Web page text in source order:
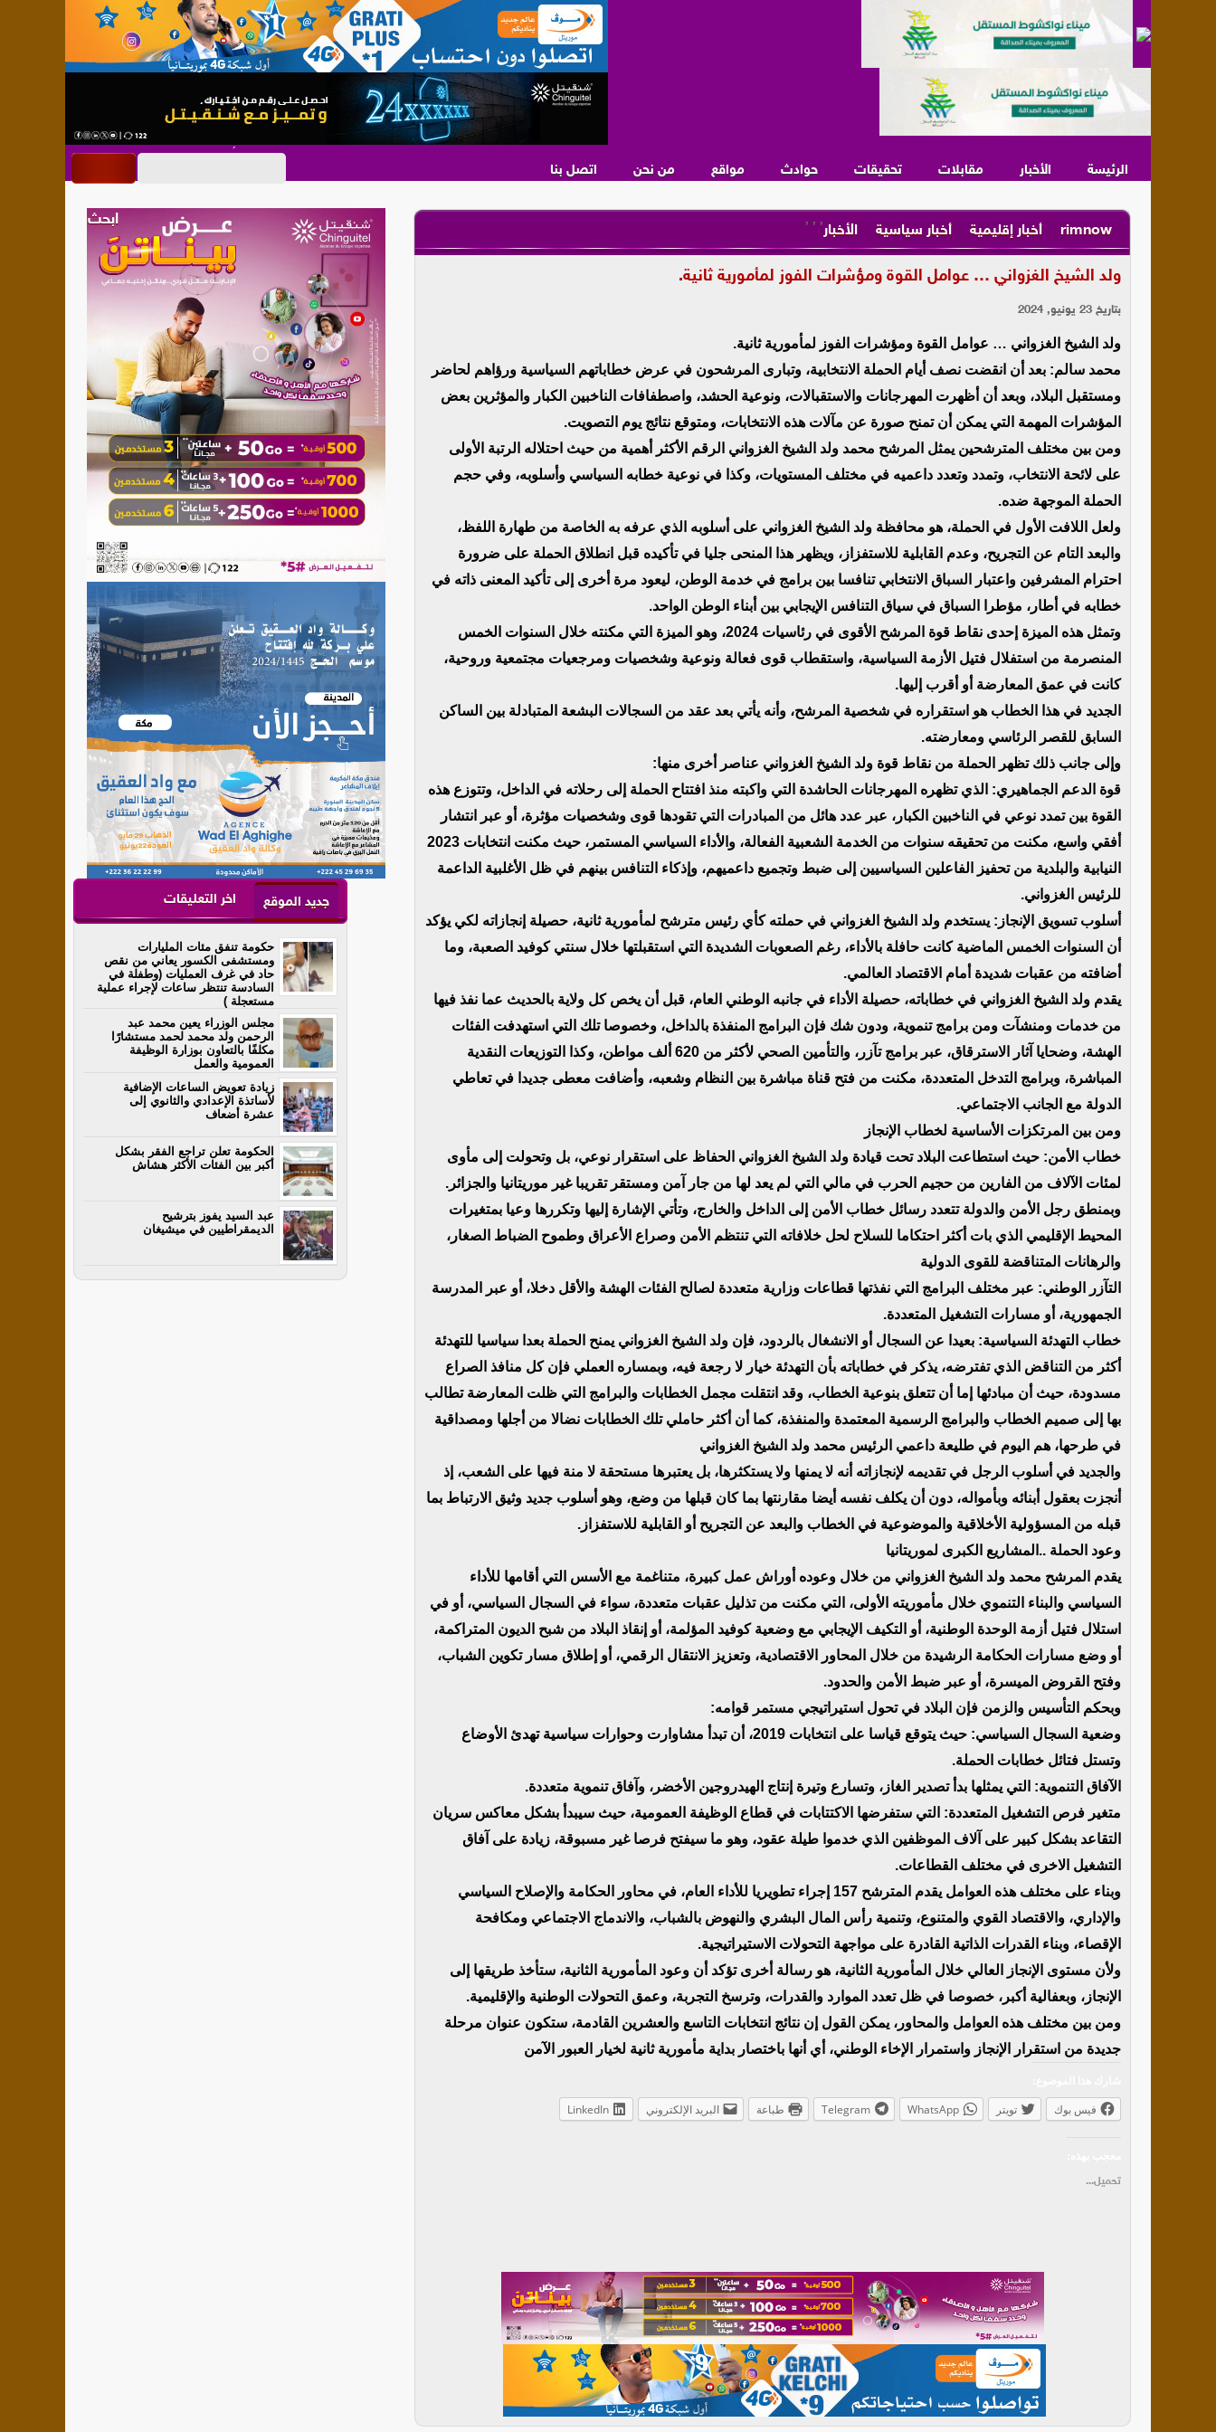
الرئيسة الأخبار مقابلات تحقيقات حوادث مواقع من نحن اتصل بنا
rimnow
,
أخبار إقليمية
,
أخبار سياسية
,
الأخبار
ولد الشيخ الغزواني … عوامل القوة ومؤشرات الفوز لمأمورية ثانية.
بتاريخ 23 يونيو, 2024
ولد الشيخ الغزواني … عوامل القوة ومؤشرات الفوز لمأمورية ثانية.
محمد سالم: بعد أن انقضت نصف أيام الحملة الانتخابية، وتبارى المرشحون في عرض خطاباتهم السياسية ورؤاهم لحاضر
ومستقبل البلاد، وبعد أن أظهرت المهرجانات والاستقبالات، ونوعية الحشد، واصطفافات الناخبين الكبار والمؤثرين بعض
المؤشرات المهمة التي يمكن أن تمنح صورة عن مآلات هذه الانتخابات، ومتوقع نتائج يوم التصويت.
ومن بين مختلف المترشحين يمثل المرشح محمد ولد الشيخ الغزواني الرقم الأكثر أهمية من حيث احتلاله الرتبة الأولى
على لائحة الانتخاب، وتمدد وتعدد داعميه في مختلف المستويات، وكذا في نوعية خطابه السياسي وأسلوبه، وفي حجم
الحملة الموجهة ضده.
ولعل اللافت الأول في الحملة، هو محافظة ولد الشيخ الغزواني على أسلوبه الذي عرفه به الخاصة من طهارة اللفظ،
والبعد التام عن التجريح، وعدم القابلية للاستفزاز، ويظهر هذا المنحى جليا في تأكيده قبل انطلاق الحملة على ضرورة
احترام المشرفين واعتبار السباق الانتخابي تنافسا بين برامج في خدمة الوطن، ليعود مرة أخرى إلى تأكيد المعنى ذاته في
خطابه في أطار، مؤطرا السباق في سياق التنافس الإيجابي بين أبناء الوطن الواحد.
وتمثل هذه الميزة إحدى نقاط قوة المرشح الأقوى في رئاسيات 2024، وهو الميزة التي مكنته خلال السنوات الخمس
المنصرمة من استفلال فتيل الأزمة السياسية، واستقطاب قوى فعالة ونوعية وشخصيات ومرجعيات مجتمعية وروحية،
كانت في عمق المعارضة أو أقرب إليها.
الجديد في هذا الخطاب هو استقراره في شخصية المرشح، وأنه يأتي بعد عقد من السجالات البشعة المتبادلة بين الساكن
السابق للقصر الرئاسي ومعارضته.
وإلى جانب ذلك تظهر الحملة من نقاط قوة ولد الشيخ الغزواني عناصر أخرى منها:
قوة الدعم الجماهيري: الذي تظهره المهرجانات الحاشدة التي واكبته منذ افتتاح الحملة إلى رحلاته في الداخل، وتتوزع هذه
القوة بين تمدد نوعي في الناخبين الكبار، عبر عدد هائل من المبادرات التي تقودها قوى وشخصيات مؤثرة، أو عبر انتشار
أفقي واسع، مكنت من تحقيقه سنوات من الخدمة الشعبية الفعالة، والأداء السياسي المستمر، حيث مكنت انتخابات 2023
النيابية والبلدية من تحفيز الفاعلين السياسيين إلى ضبط وتجميع داعميهم، وإذكاء التنافس بينهم في ظل الأغلبية الداعمة
للرئيس الغزواني.
أسلوب تسويق الإنجاز: يستخدم ولد الشيخ الغزواني في حملته كأي رئيس مترشح لمأمورية ثانية، حصيلة إنجازاته لكي يؤكد
أن السنوات الخمس الماضية كانت حافلة بالأداء، رغم الصعوبات الشديدة التي استقبلتها خلال سنتي كوفيد الصعبة، وما
أضافته من عقبات شديدة أمام الاقتصاد العالمي.
يقدم ولد الشيخ الغزواني في خطاباته، حصيلة الأداء في جانبه الوطني العام، قبل أن يخص كل ولاية بالحديث عما نفذ فيها
من خدمات ومنشآت ومن برامج تنموية، ودون شك فإن البرامج المنفذة بالداخل، وخصوصا تلك التي استهدفت الفئات
الهشة، وضحايا آثار الاسترقاق، عبر برامج تآزر، والتأمين الصحي لأكثر من 620 ألف مواطن، وكذا التوزيعات النقدية
المباشرة، وبرامج التدخل المتعددة، مكنت من فتح قناة مباشرة بين النظام وشعبه، وأضافت معطى جديدا في تعاطي
الدولة مع الجانب الاجتماعي.
ومن بين المرتكزات الأساسية لخطاب الإنجاز
خطاب الأمن: حيث استطاعت البلاد تحت قيادة ولد الشيخ الغزواني الحفاظ على استقرار نوعي، بل وتحولت إلى مأوى
لمئات الآلاف من الفارين من حجيم الحرب في مالي التي لم يعد لها من جار آمن ومستقر تقريبا غير موريتانيا والجزائر.
وبمنطق رجل الأمن والدولة تتعدد رسائل خطاب الأمن إلى الداخل والخارج، وتأتي الإشارة إليها وتكررها وعيا بمتغيرات
المحيط الإقليمي الذي بات أكثر احتكاما للسلاح لحل خلافاته التي تنتظم الأمن وصراع الأعراق وطموح الضباط الصغار،
والرهانات المتناقضة للقوى الدولية
التآزر الوطني: عبر مختلف البرامج التي نفذتها قطاعات وزارية متعددة لصالح الفئات الهشة والأقل دخلا، أو عبر المدرسة
الجمهورية، أو مسارات التشغيل المتعددة.
خطاب التهدئة السياسية: بعيدا عن السجال أو الانشغال بالردود، فإن ولد الشيخ الغزواني يمنح الحملة بعدا سياسيا للتهدئة
أكثر من التناقض الذي تفترضه، يذكر في خطاباته بأن التهدئة خيار لا رجعة فيه، وبمساره العملي فإن كل منافذ الصراع
مسدودة، حيث أن مبادئها إما أن تتعلق بنوعية الخطاب، وقد انتقلت مجمل الخطابات والبرامج التي ظلت المعارضة تطالب
بها إلى صميم الخطاب والبرامج الرسمية المعتمدة والمنفذة، كما أن أكثر حاملي تلك الخطابات نضالا من أجلها ومصداقية
في طرحها، هم اليوم في طليعة داعمي الرئيس محمد ولد الشيخ الغزواني
والجديد في أسلوب الرجل في تقديمه لإنجازاته أنه لا يمنها ولا يستكثرها، بل يعتبرها مستحقة لا منة فيها على الشعب، إذ
أنجزت بعقول أبنائه وبأمواله، دون أن يكلف نفسه أيضا مقارنتها بما كان قبلها من وضع، وهو أسلوب جديد وثيق الارتباط بما
قبله من المسؤولية الأخلاقية والموضوعية في الخطاب والبعد عن التجريح أو القابلية للاستفزاز.
وعود الحملة ..المشاريع الكبرى لموريتانيا
يقدم المرشح محمد ولد الشيخ الغزواني من خلال وعوده أوراش عمل كبيرة، متناغمة مع الأسس التي أقامها للأداء
السياسي والبناء التنموي خلال مأموريته الأولى، التي مكنت من تذليل عقبات متعددة، سواء في السجال السياسي، أو في
استلال فتيل أزمة الوحدة الوطنية، أو التكيف الإيجابي مع وضعية كوفيد المؤلمة، أو إنقاذ البلاد من شبح الديون المتراكمة،
أو وضع مسارات الحكامة الرشيدة من خلال المحاور الاقتصادية، وتعزيز الانتقال الرقمي، أو إطلاق مسار تكوين الشباب،
وفتح القروض الميسرة، أو عبر ضبط الأمن والحدود.
وبحكم التأسيس والزمن فإن البلاد في تحول استيراتيجي مستمر قوامه:
وضعية السجال السياسي: حيث يتوقع قياسا على انتخابات 2019، أن تبدأ مشاوارت وحوارات سياسية تهدئ الأوضاع
وتستل فتائل خطابات الحملة.
الآفاق التنموية: التي يمثلها بدأ تصدير الغاز، وتسارع وتيرة إنتاج الهيدروجين الأخضر، وآفاق تنموية متعددة.
متغير فرص التشغيل المتعددة: التي ستفرضها الاكتتابات في قطاع الوظيفة العمومية، حيث سيبدأ بشكل معاكس سريان
التقاعد بشكل كبير على آلاف الموظفين الذي خدموا طيلة عقود، وهو ما سيفتح فرصا غير مسبوقة، زيادة على آفاق
التشغيل الاخرى في مختلف القطاعات.
وبناء على مختلف هذه العوامل يقدم المترشح 157 إجراء تطويريا للأداء العام، في محاور الحكامة والإصلاح السياسي
والإداري، والاقتصاد القوي والمتنوع، وتنمية رأس المال البشري والنهوض بالشباب، والاندماج الاجتماعي ومكافحة
الإقصاء، وبناء القدرات الذاتية القادرة على مواجهة التحولات الاستيراتيجية.
ولأن مستوى الإنجاز العالي خلال المأمورية الثانية، هو رسالة أخرى تؤكد أن وعود المأمورية الثانية، ستأخذ طريقها إلى
الإنجاز، وبعفالية أكبر، خصوصا في ظل تعدد الموارد والقدرات، وترسخ التجربة، وعمق التحولات الوطنية والإقليمية.
ومن بين مختلف هذه العوامل والمحاور، يمكن القول إن نتائج انتخابات التاسع والعشرين القادمة، ستكون عنوان مرحلة
جديدة من استقرار الإنجاز واستمرار الإخاء الوطني، أي أنها باختصار بداية مأمورية ثانية لخيار العبور الآمن
فيس بوك تويتر WhatsApp
Telegram طباعة البريد الإلكتروني LinkedIn
تحميل...
جديد الموقع اخر التعليقات
حكومة تنفق مئات المليارات
ومستشفى الكسور يعاني من نقص
حاد في غرف العمليات (وطفلة في
السادسة تنتظر ساعات لإجراء عملية
مستعجلة )
مجلس الوزراء يعين محمد عبد
الرحمن ولد محمد لحمد مستشارًا
مكلفًا بالتعاون بوزارة الوظيفة
العمومية والعمل
زيادة تعويض الساعات الإضافية
لأساتذة الإعدادي والثانوي إلى
عشرة أضعاف
الحكومة تعلن تراجع الفقر بشكل
أكبر بين الفئات الأكثر هشاش
عبد السيد يفوز بترشيح
الديمقراطيين في ميشيغان